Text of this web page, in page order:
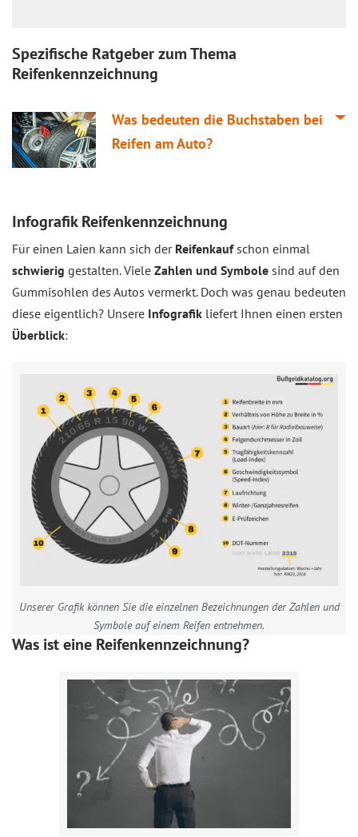
Spezifische Ratgeber zum Thema
Reifenkennzeichnung
Was bedeuten die Buchstaben bei
Reifen am Auto?
Infografik Reifenkennzeichnung
Für einen Laien kann sich der Reifenkaufschon einmal
schwierig gestalten. Viele Zahlen und Symbole sind auf den
Gummisohlen des Autos vermerkt. Doch was genau bedeuten
diese eigentlich? Unsere Infografik liefert Ihnen einen ersten
Überblick:
Unserer Grafik können Sie die einzelnen Bezeichnungen der Zahlen und
Symbole auf einem Reifen entnehmen.
Was ist eine Reifenkennzeichnung?